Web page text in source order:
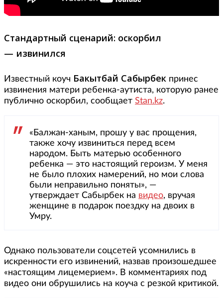
Стандартный сценарий: оскорбил
— извинился
Известный коуч Бакытбай Сабырбек принес
извинения матери ребенка-аутиста, которую ранее
публично оскорбил, сообщает Stan.kz.
«Балжан-ханым, прошу у вас прощения,
также хочу извиниться перед всем
народом. Быть матерью особенного
ребенка — это настоящий героизм. У меня
не было плохих намерений, но мои слова
были неправильно поняты», —
утверждает Сабырбек на видео, вручая
женщине в подарок поездку на двоих в
Умру.
Однако пользователи соцсетей усомнились в
искренности его извинений, назвав произошедшее
«настоящим лицемерием». В комментариях под
видео они обрушились на коуча с резкой критикой.